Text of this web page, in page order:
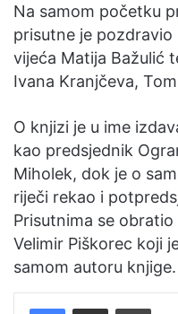
Na samom početku
prisutne je
vijeća Matija Bažulić
Ivana Kranjčeva,
O knjizi je u ime
kao predsjednik
Miholek, dok je o
riječi rekao i
Prisutnima se
Velimir Piškorec koji
samom autoru knjige.
FacebookPodijelite putem e-pošte Ispis